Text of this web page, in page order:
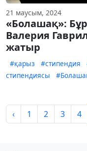
21 маусым, 2024
«Болашақ»:
Валерия
жатыр
#қарыз #стипендия
стипендиясы
‹ 1 2 3 4